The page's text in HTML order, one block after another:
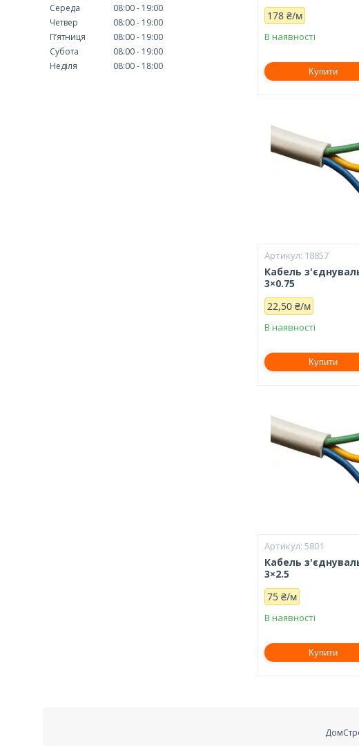
178 ₴/м
В наявності
Купити
18857
Кабель
3×0.75
22,50 ₴/м
В наявності
Купити
5801
Кабель
3×2.5
75 ₴/м
В наявності
Купити
Середа
08:00
19:00
Четвер
08:00
19:00
Пʼятниця
08:00
19:00
Субота
08:00
19:00
Неділя
08:00 18:00